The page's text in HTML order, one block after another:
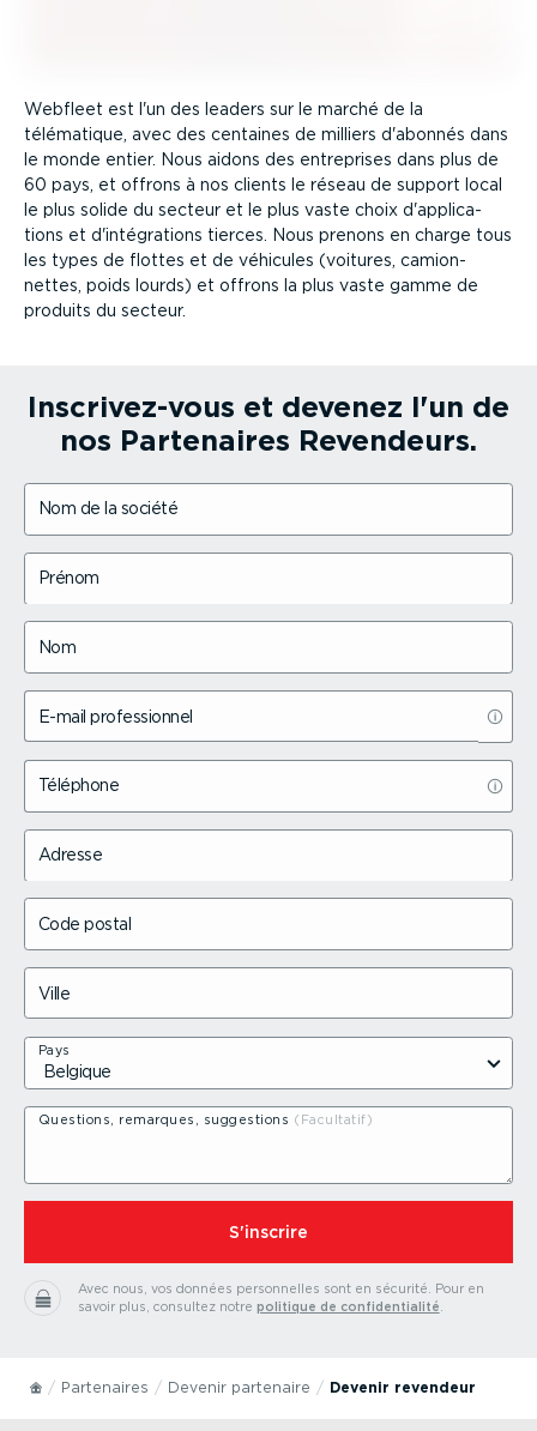
Webfleet est l'un des leaders sur le marché de la
télématique, avec des centaines de milliers d'abonnés dans
le monde entier. Nous aidons des entreprises dans plus de
60 pays, et offrons à nos clients le réseau de support local
le plus solide du secteur et le plus vaste choix d'appli­ca­
tions et d'intégra­tions tierces. Nous prenons en charge tous
les types de flottes et de véhicules (voitures, camion­
nettes, poids lourds) et offrons la plus vaste gamme de
produits du secteur.
Inscri­vez-vous et devenez l'un de
nos Partenaires Revendeurs.
Nom de la société
Prénom
Nom
E-mail profes­sionnel
Téléphone
Adresse
Code postal
Ville
Pays
Questions, remarques, suggestions
⁠S'inscrire
Avec nous, vos données person­nelles sont en sécurité. Pour en
savoir plus, consultez notre politique de confi­den­tialité.
Partenaires Devenir partenaire Devenir revendeur